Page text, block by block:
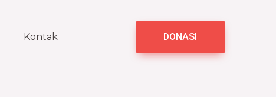
Kontak DONASI